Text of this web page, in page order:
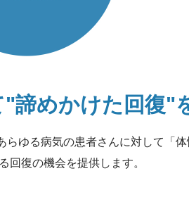
"諦めかけた回復"
らゆる病気の患者さんに対して 「
回復の機会を提供します。